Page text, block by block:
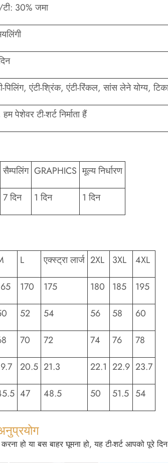
टी: 30% जमा
पिलिंग, एंटी-श्रिंक, एंटी-रिंकल, सांस लेने योग्य,
हम पेशेवर टी-शर्ट निर्माता हैं
सैम्पलिंग GRAPHICS मूल्य निर्धारण
7 दिन 1 दिन 1 दिन
L एक्स्ट्रा लार्ज 2XL 3XL 4XL
170 175 180 185 195
52 54 56 58 60
70 72 74 76 78
20.5 21.3 22.1 22.9 23.7
47 48.5 50 51.5 54
हो या बस बाहर घूमना हो, यह टी-शर्ट आपको पूरे